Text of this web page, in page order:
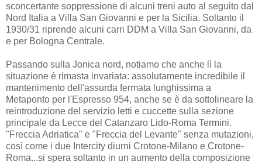
sconcertante soppressione di alcuni treni auto al seguito dal
Nord Italia a Villa San Giovanni e per la Sicilia. Soltanto il
1930/31 riprende alcuni carri DDM a Villa San Giovanni, da
e per Bologna Centrale.
Passando sulla Jonica nord, notiamo che anche lì la
situazione è rimasta invariata: assolutamente incredibile il
mantenimento dell'assurda fermata lunghissima a
Metaponto per l'Espresso 954, anche se è da sottolineare la
reintroduzione del servizio letti e cuccette sulla sezione
principale da Lecce del Catanzaro Lido-Roma Termini.
"Freccia Adriatica" e "Freccia del Levante" senza mutazioni,
così come i due Intercity diurni Crotone-Milano e Crotone-
Roma...si spera soltanto in un aumento della composizione